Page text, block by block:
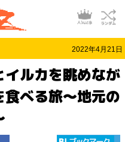
2022年4月21日
ルカを眺めなが
べる旅～地元の